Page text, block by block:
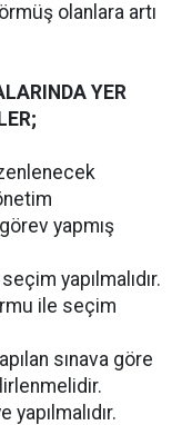
olanlara artı
YER
yapmış
yapılmalıdır.
ile seçim
sınava göre